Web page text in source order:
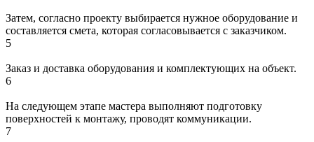
Затем, согласно проекту выбирается нужное оборудование и
составляется смета, которая согласовывается с заказчиком.
5
Заказ и доставка оборудования и комплектующих на объект.
6
На следующем этапе мастера выполняют подготовку
поверхностей к монтажу, проводят коммуникации.
7